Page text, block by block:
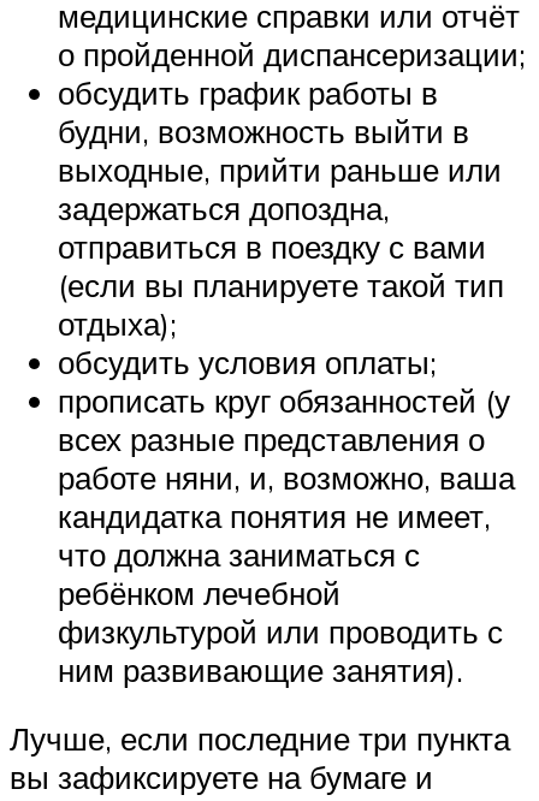
медицинские справки или отчёт
о пройденной диспансеризации;
обсудить график работы в
будни, возможность выйти в
выходные, прийти раньше или
задержаться допоздна,
отправиться в поездку с вами
(если вы планируете такой тип
отдыха);
обсудить условия оплаты;
прописать круг обязанностей (у
всех разные представления о
работе няни, и, возможно, ваша
кандидатка понятия не имеет,
что должна заниматься с
ребёнком лечебной
физкультурой или проводить с
ним развивающие занятия).
Лучше, если последние три пункта
вы зафиксируете на бумаге и